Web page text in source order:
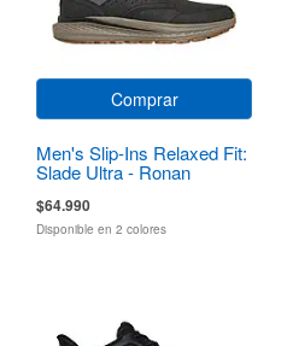
Comprar
Men's Slip-Ins Relaxed Fit:
Slade Ultra - Ronan
$64.990
Disponible en 2 colores